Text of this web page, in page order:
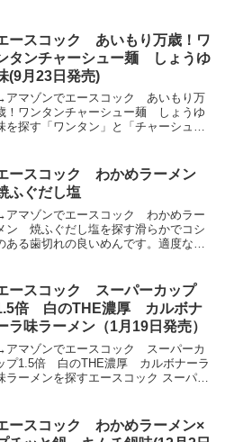
、オニオンやジンジャー、ニンニク等
旨みをバランスよく利...
ースコック あいもり万歳！ワ
タンチャーシュー麺 しょうゆ
(9月23日発売)
アマゾンでエースコック あいもり万
！ワンタンチャーシュー麺 しょうゆ
を探す「ワンタン」と「チャーシュ
んです。ポークやチキンをベースにガ
リックやジンジャー等の...
ースコック わかめラーメン
ふぐだし塩
アマゾンでエースコック わかめラー
ン 焼ふぐだし塩を探す滑らかでコシ
ある歯切れの良いめんです。適度な味
の旨みを利かせた、優しい味わいなが
もコクのある塩スープで...
ースコック スーパーカップ
倍 白のTHE濃厚 カルボナ
ラ味ラーメン（1月19日発売）
アマゾンでエースコック スーパーカ
プ1.5倍 白のTHE濃厚 カルボナーラ
ラーメンを探すエースコック スーパー
ッピングAmazon楽...
ースコック わかめラーメン×